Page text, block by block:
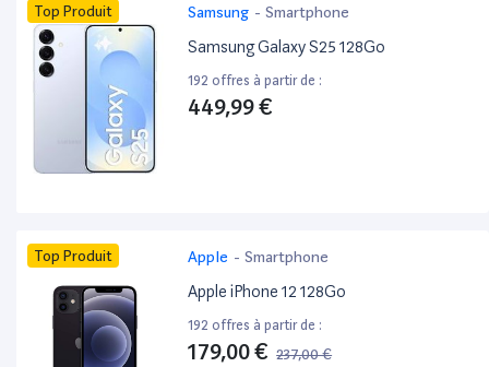
Top Produit Samsung - Smartphone
Samsung Galaxy S25 128Go
192 offres à partir de :
449,99 €
Top Produit Apple - Smartphone
Apple iPhone 12 128Go
192 offres à partir de :
179,00 € 237,00 €